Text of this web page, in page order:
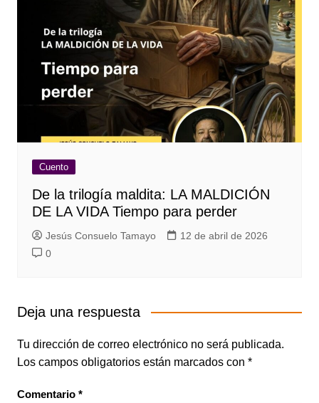
Cuento
De la trilogía maldita: LA MALDICIÓN
DE LA VIDA Tiempo para perder
Jesús Consuelo Tamayo
12 de abril de 2026
0
Deja una respuesta
Tu dirección de correo electrónico no será publicada.
Los campos obligatorios están marcados con *
Comentario *